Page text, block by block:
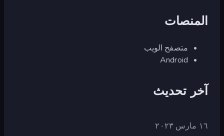
المنصات
متصفح الويب
Android
آخر تحديث
١٦ مارس ٢٠٢٣